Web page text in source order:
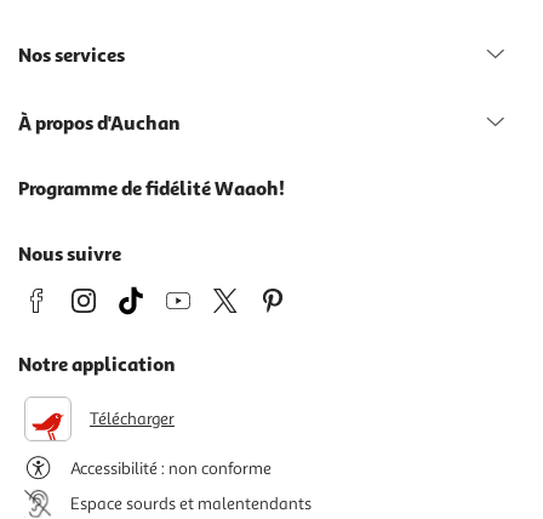
Nos services
À propos d'Auchan
Programme de fidélité Waaoh!
Nous suivre
Notre application
Télécharger
Accessibilité : non conforme
Espace sourds et malentendants